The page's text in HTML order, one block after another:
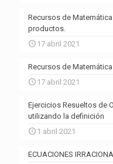
Recursos de
productos.
17 abril 2021
Recursos de
17 abril 2021
Ejercicios Resueltos de
utilizando la definición
1 abril 2021
ECUACIONES